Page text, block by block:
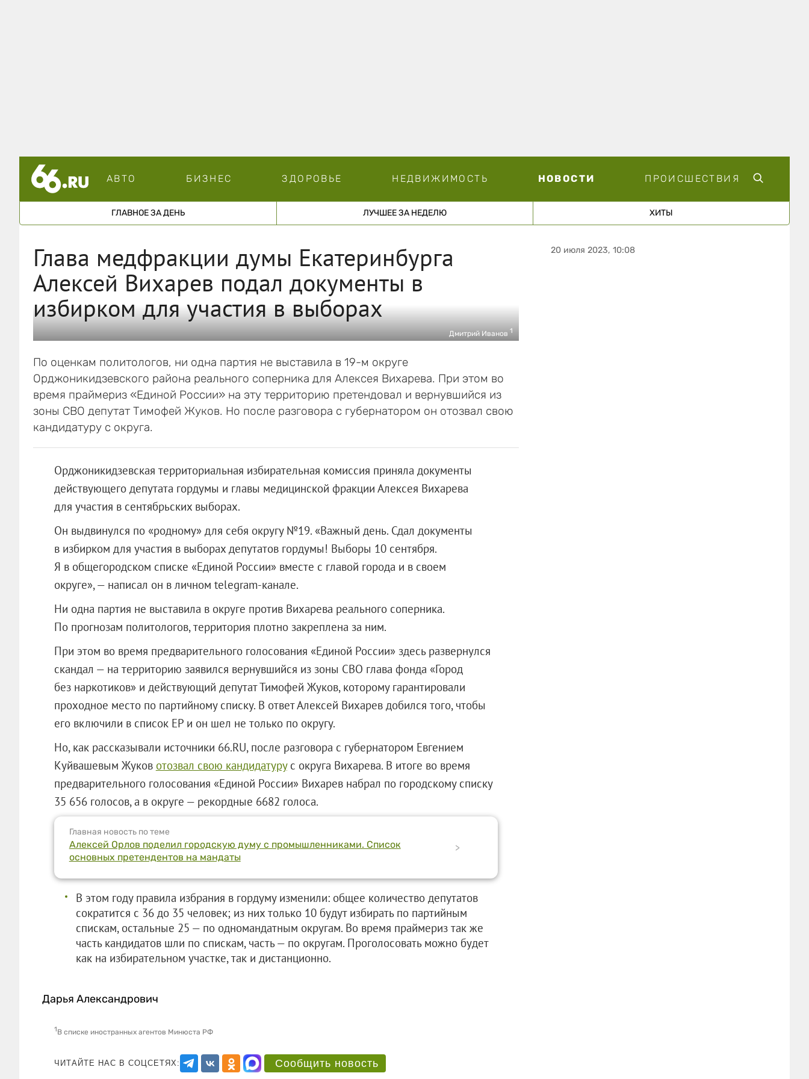
АВТО БИЗНЕС ЗДОРОВЬЕ НЕДВИЖИМОСТЬ НОВОСТИ ПРОИСШЕСТВИЯ
ГЛАВНОЕ ЗА ДЕНЬ ЛУЧШЕЕ ЗА НЕДЕЛЮ ХИТЫ
Глава медфракции думы Екатеринбурга
Алексей Вихарев подал документы в
избирком для участия в выборах
Дмитрий Иванов 1
По оценкам политологов, ни одна партия не выставила в 19-м округе
Орджоникидзевского района реального соперника для Алексея Вихарева. При этом во
время праймериз «Единой России» на эту территорию претендовал и вернувшийся из
зоны СВО депутат Тимофей Жуков. Но после разговора с губернатором он отозвал свою
кандидатуру с округа.
Орджоникидзевская территориальная избирательная комиссия приняла документы
действующего депутата гордумы и главы медицинской фракции Алексея Вихарева
для участия в сентябрьских выборах.
Он выдвинулся по «родному» для себя округу №19. «Важный день. Сдал документы
в избирком для участия в выборах депутатов гордумы! Выборы 10 сентября.
Я в общегородском списке «Единой России» вместе с главой города и в своем
округе», — написал он в личном telegram-канале.
Ни одна партия не выставила в округе против Вихарева реального соперника.
По прогнозам политологов, территория плотно закреплена за ним.
При этом во время предварительного голосования «Единой России» здесь развернулся
скандал — на территорию заявился вернувшийся из зоны СВО глава фонда «Город
без наркотиков» и действующий депутат Тимофей Жуков, которому гарантировали
проходное место по партийному списку. В ответ Алексей Вихарев добился того, чтобы
его включили в список ЕР и он шел не только по округу.
Но, как рассказывали источники 66.RU, после разговора с губернатором Евгением
Куйвашевым Жуков отозвал свою кандидатурус округа Вихарева. В итоге во время
предварительного голосования «Единой России» Вихарев набрал по городскому списку
35 656 голосов, а в округе — рекордные 6682 голоса.
Главная новость по теме
Алексей Орлов поделил городскую думу с промышленниками. Список
основных претендентов на мандаты
>
В этом году правила избрания в гордуму изменили: общее количество депутатов
сократится с 36 до 35 человек; из них только 10 будут избирать по партийным
спискам, остальные 25 — по одномандатным округам. Во время праймериз так же
часть кандидатов шли по спискам, часть — по округам. Проголосовать можно будет
как на избирательном участке, так и дистанционно.
Дарья Александрович
1В списке иностранных агентов Минюста РФ
ЧИТАЙТЕ НАС В СОЦСЕТЯХ: Сообщить новость
20 июля 2023, 10:08